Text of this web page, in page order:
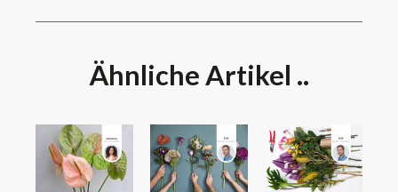
Ähnliche Artikel ..